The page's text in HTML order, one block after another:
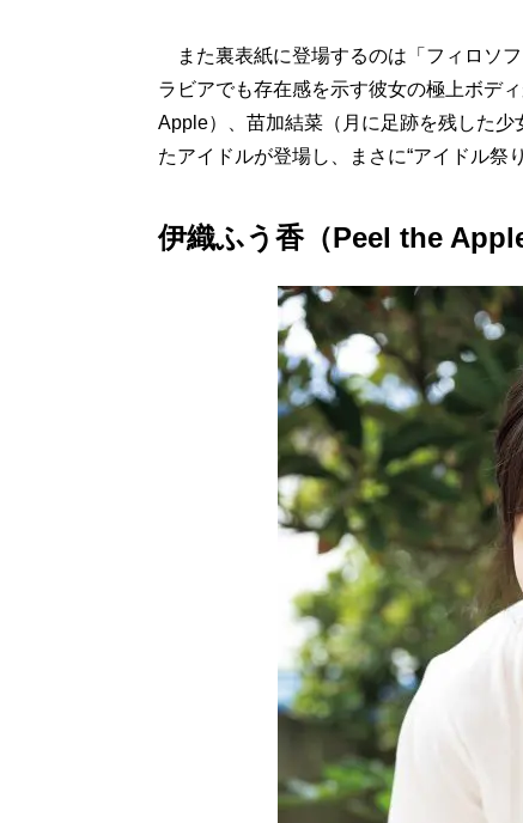
また裏表紙に登場するのは「フィロソ
ラビアでも存在感を示す彼女の極上ボデ
Apple）、苗加結菜（月に足跡を残した
たアイドルが登場し、まさに“アイドル祭
伊織ふう香（Peel the